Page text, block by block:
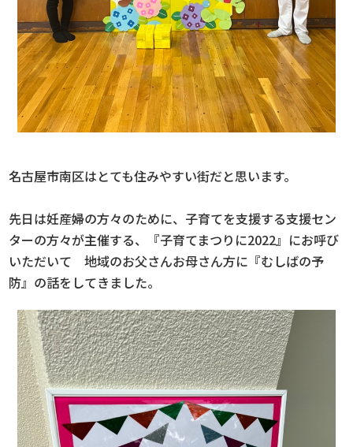
名古屋市南区はとても住みやすい街だと思います。
先日は妊産婦の方々のために、子育てを支援する支援セン
ターの方々が主催する、『子育てまつりに2022』にお呼び
いただいて 地域のお父さんお母さん方に『むしばの予
防』の話をしてきました。